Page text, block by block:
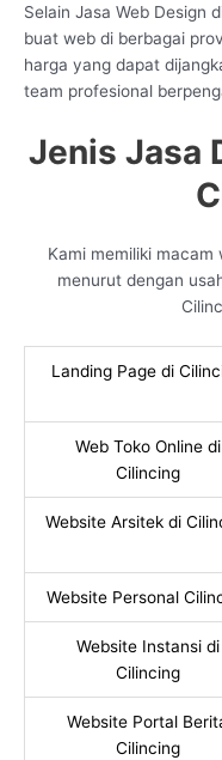
Selain Jasa Web Design
buat web di berbagai
harga yang dapat
team profesional
Jenis Jasa
Kami memiliki
menurut dengan
Landing Page di
Web Toko Online di
Cilincing
Website Arsitek di
Website Personal
Website Instansi di
Cilincing
Website Portal
Cilincing